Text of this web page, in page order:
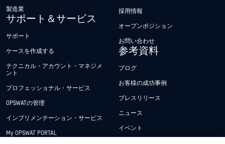
製造業
サポート＆サービス
サポート
ケースを作成する
テクニカル・アカウント・マネジメ
ント
プロフェッショナル・サービス
OPSWATの管理
インプリメンテーション・サービス
My OPSWAT PORTAL
採用情報
オープンポジション
お問い合わせ
参考資料
ブログ
お客様の成功事例
プレスリリース
ニュース
イベント